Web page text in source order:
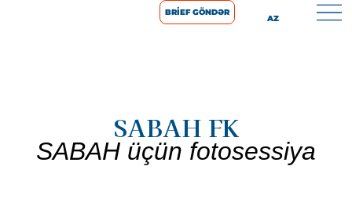
BRIEF GÖNDƏR
AZ
SABAH FK
SABAH üçün fotosessiya